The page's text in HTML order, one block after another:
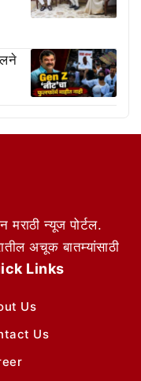
मराठी न्यूज पोर्टल.
अचूक बातम्यांसाठी
Links
Us
Us